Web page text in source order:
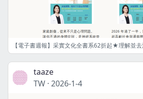
taaze
TW · 2026-1-4